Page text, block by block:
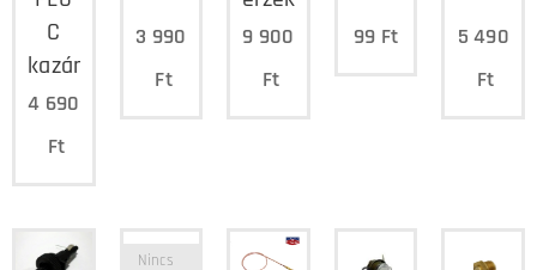
C
kazán
4 690
Ft
3 990
Ft
9 900
Ft
99 Ft
5 490
Ft
Nincs